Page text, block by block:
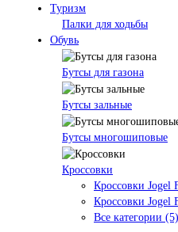
Туризм
Палки для ходьбы
Обувь
Бутсы для газона
Бутсы зальные
Бутсы многошиповые
Кроссовки
Кроссовки Jogel
Кроссовки Jogel
Все категории (5)